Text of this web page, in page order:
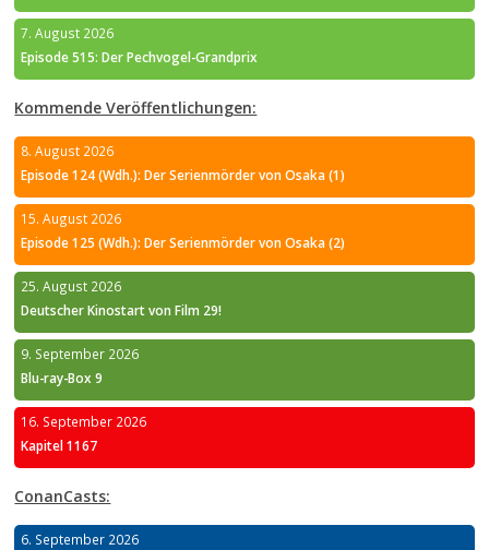
7. August 2026
Episode 515: Der Pechvogel-Grandprix
Kommende Veröffentlichungen:
8. August 2026
Episode 124 (Wdh.): Der Serienmörder von Osaka (1)
15. August 2026
Episode 125 (Wdh.): Der Serienmörder von Osaka (2)
25. August 2026
Deutscher Kinostart von Film 29!
9. September 2026
Blu-ray-Box 9
16. September 2026
Kapitel 1167
ConanCasts:
6. September 2026